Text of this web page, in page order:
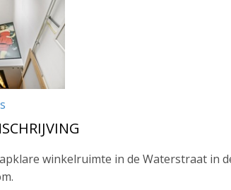
winkelruimte in de Waterstraat in